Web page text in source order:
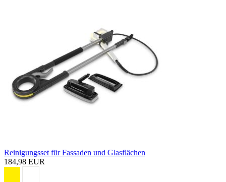
Reinigungsset für Fassaden und Glasflächen
184,98 EUR